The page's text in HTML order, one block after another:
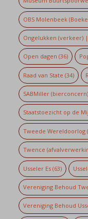
OBS Molenbeek
Ongelukken (verkeer)
Open dagen (36)
Raad van State (34)
SABMiller (bierconcern)
Staatstoezicht op de
Tweede Wereldoorlog
Twence
Usseler Es(63)
Vereniging Behoud
Vereniging Behoud